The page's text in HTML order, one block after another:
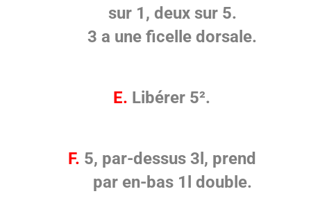
sur 1, deux sur 5.
3 a une ficelle dorsale.
E. Libérer 5².
F. 5, par-dessus 3l, prend
par en-bas 1l double.